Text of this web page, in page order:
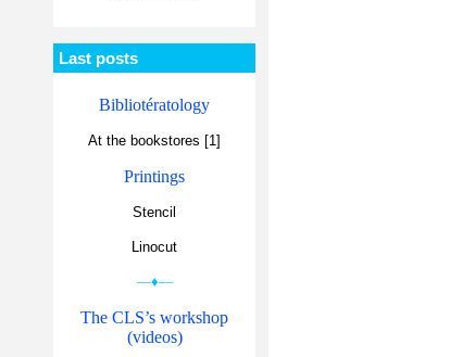
Last posts
Bibliotératology
At the bookstores [1]
Printings
Stencil
Linocut
—♦—
The CLS’s workshop
(videos)